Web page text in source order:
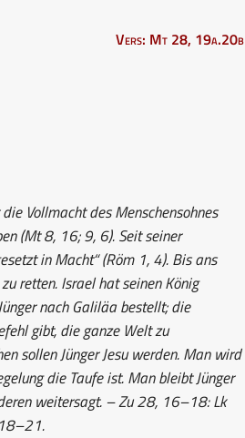
Vers: Mt 28, 19a.20b
Vollmacht des Menschensohnes
(Mt 8, 16; 9, 6). Seit seiner
in Macht“ (Röm 1, 4). Bis ans
retten. Israel hat seinen König
nach Galiläa bestellt; die
gibt, die ganze Welt zu
sollen Jünger Jesu werden. Man wird
die Taufe ist. Man bleibt Jünger
weitersagt. – Zu 28, 16–18: Lk